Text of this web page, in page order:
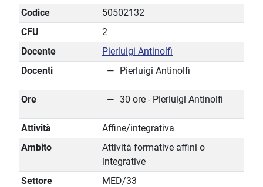
Codice
50502132
CFU
2
Docente
Pierluigi Antinolfi
Docenti
Pierluigi Antinolfi
Ore 30 ore - Pierluigi Antinolfi
Attività
Affine/integrativa
Ambito
Attività formative affini o
integrative
Settore
MED/33